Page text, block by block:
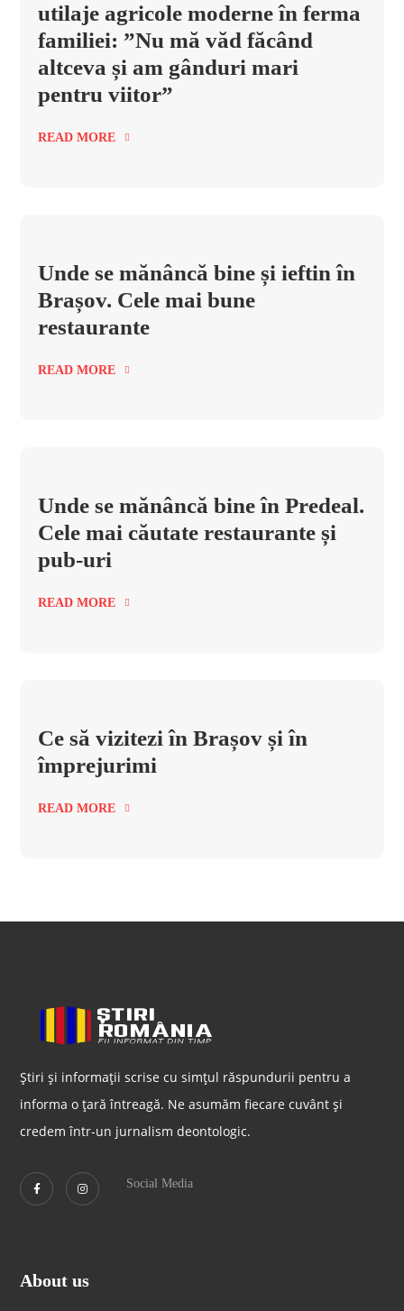
utilaje agricole moderne în ferma
familiei: ”Nu mă văd făcând
altceva și am gânduri mari
pentru viitor”
READ MORE
Unde se mănâncă bine și ieftin în
Brașov. Cele mai bune
restaurante
READ MORE
Unde se mănâncă bine în Predeal.
Cele mai căutate restaurante și
pub-uri
READ MORE
Ce să vizitezi în Brașov și în
împrejurimi
READ MORE
Știri și informații scrise cu simțul răspundurii pentru a
informa o țară întreagă. Ne asumăm fiecare cuvânt și
credem într-un jurnalism deontologic.
Social Media
About us